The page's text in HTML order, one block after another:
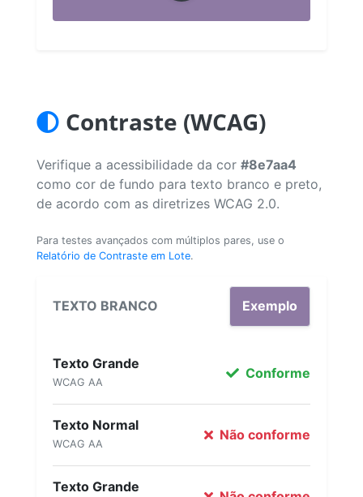
Contraste (WCAG)
Verifique a acessibilidade da cor #8e7aa4
como cor de fundo para texto branco e preto,
de acordo com as diretrizes WCAG 2.0.
Para testes avançados com múltiplos pares, use o
Relatório de Contraste em Lote.
TEXTO BRANCO Exemplo
Texto Grande
WCAG AA
Conforme
Texto Normal
WCAG AA
Não conforme
Texto Grande